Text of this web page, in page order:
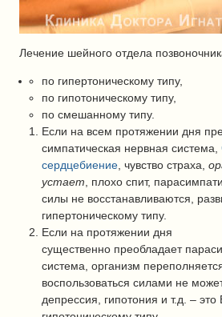
Лечение шейного отдела
по гипертоническому типу,
по гипотоническому типу,
по смешанному типу.
Если на всем протяжении дня
симпатическая нервная система,
сердцебиение , чувство страха,
устает , плохо спит,
силы не восстанавливаются,
гипертоническому типу.
Если на протяжении дня
существенно преобладает
система, организм
воспользоваться силами не
депрессия, гипотония и т.д. –